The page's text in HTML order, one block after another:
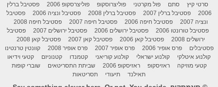
סרטי קיץ
סתם פול מקרטני פוליצרוסקופ פוליצרסקופ 2006
פסטיבל ברלין
2006
פסטיבל ברלין 2007 פסטיבל ברלין 2008 פסטיבל ונציה 2006
פסטיבל
ונציה 2007
פסטיבל חיפה 2006 פסטיבל חיפה 2007
פסטיבל חיפה 2008
פסטיבל טורונטו 2006
פסטיבל ירושלים 2006 פסטיבל ירושלים 2007
פסטיבל
ירושלים 2008
פסטיבל קאן 2006 פסטיבל קאן 2007
פסטיבל קאן 2008
פסטיבלים
פרס אופיר 2006 פרס אופיר 2007 פרס אופיר 2008
קוונטין טרנטינו
קולנוע איטלקי
קולנוע ישראלי קולנוע קוריאני קטמנדו קטנוניזם
קטעי וידיאו
קטעי מוזיקה
ראזיסקופ ראזיסקופ 2006 שביתת התסריטאים
שוברי קופות
תאילנד
תיעודי תסריטאות